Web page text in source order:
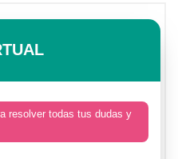
resolver todas tus dudas y